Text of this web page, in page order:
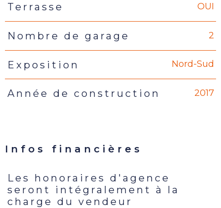
Terrasse OUI
Nombre de garage 2
Exposition Nord-Sud
Année de construction 2017
Infos financières
Caractéristiques Valeurs
Les honoraires d'agence
seront intégralement à la
charge du vendeur